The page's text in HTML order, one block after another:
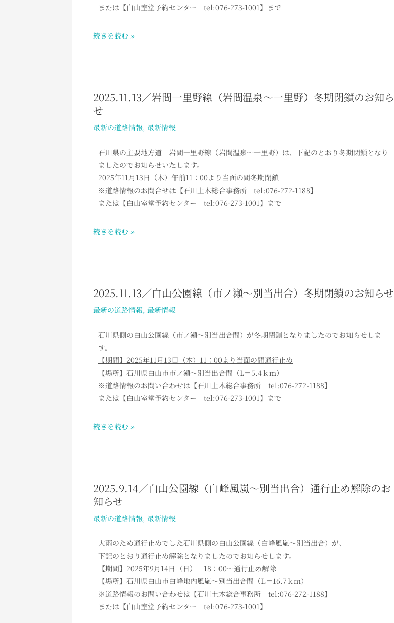
または【白山室堂予約センター tel:076-273-1001】まで
～
期
閉
鎖
お
知
ら
せ
続きを読む »
2025.11.13／岩間一里野線（岩間温泉～一里野）冬期閉鎖のお知ら
せ
最新の道路情報, 最新情報
石川県の主要地方道 岩間一里野線（岩間温泉～一里野）は、下記のとおり冬期閉鎖となり
ましたのでお知らせいたします。
2025年11月13日（木）午前11：00より当面の間冬期閉鎖
※道路情報のお問合せは【石川土木総合事務所 tel:076-272-1188】
または【白山室堂予約センター tel:076-273-1001】まで
2025.11.13
／
間
線
泉
冬
期
鎖
の
お
ら
せ
続きを読む »
2025.11.13／白山公園線（市ノ瀬～別当出合）冬期閉鎖のお知らせ
最新の道路情報, 最新情報
石川県側の白山公園線（市ノ瀬～別当出合間）が冬期閉鎖となりましたのでお知らせしま
す。
【期間】2025年11月13日（木）11：00より当面の間通行止め
【場所】石川県白山市市ノ瀬～別当出合間（L＝5.4ｋｍ）
※道路情報のお問い合わせは【石川土木総合事務所 tel:076-272-1188】
または【白山室堂予約センター tel:076-273-1001】まで
2025.11.13
／
山
（市
別
期
閉
鎖
お
ら
続きを読む »
2025.9.14／白山公園線（白峰風嵐～別当出合）通行止め解除のお
知らせ
最新の道路情報, 最新情報
大雨のため通行止めでした石川県側の白山公園線（白峰風嵐～別当出合）が、
下記のとおり通行止め解除となりましたのでお知らせします。
【期間】2025年9月14日（日） 18：00～通行止め解除
【場所】石川県白山市白峰地内風嵐～別当出合間（L＝16.7ｋｍ）
※道路情報のお問い合わせは【石川土木総合事務所 tel:076-272-1188】
または【白山室堂予約センター tel:076-273-1001】
2025.9.14
／
山
（白